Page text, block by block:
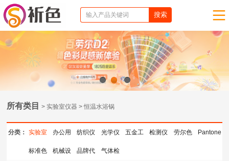
2 3
所有类目> 实验室仪器 > 恒温水浴锅
分类： 实验室
仪器
办公用
品
纺织仪
器
光学仪
器
五金工 检测仪 劳尔色 Pantone
标准色 机械设 品牌代 气体检